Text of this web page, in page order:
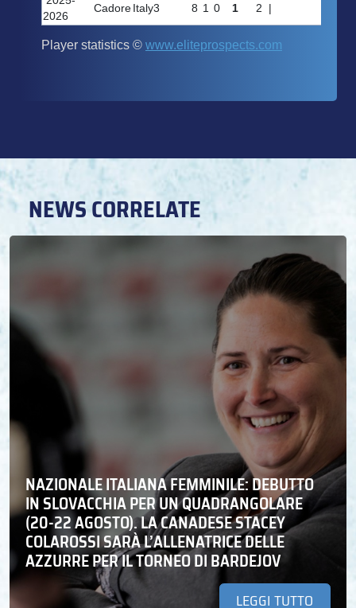
NEWS CORRELATE
NAZIONALE ITALIANA FEMMINILE: DEBUTTO
IN SLOVACCHIA PER UN QUADRANGOLARE
(20-22 AGOSTO). LA CANADESE STACEY
COLAROSSI SARÀ L’ALLENATRICE DELLE
AZZURRE PER IL TORNEO DI BARDEJOV
LEGGI TUTTO